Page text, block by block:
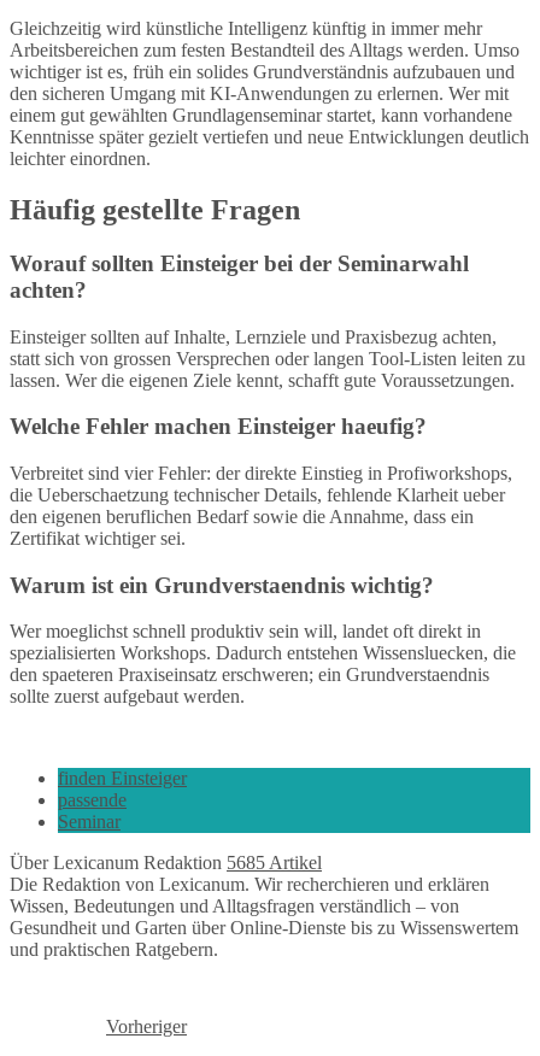
Gleichzeitig wird künstliche Intelligenz künftig in immer mehr
Arbeitsbereichen zum festen Bestandteil des Alltags werden. Umso
wichtiger ist es, früh ein solides Grundverständnis aufzubauen und
den sicheren Umgang mit KI-Anwendungen zu erlernen. Wer mit
einem gut gewählten Grundlagenseminar startet, kann vorhandene
Kenntnisse später gezielt vertiefen und neue Entwicklungen deutlich
leichter einordnen.
Häufig gestellte Fragen
Worauf sollten Einsteiger bei der Seminarwahl
achten?
Einsteiger sollten auf Inhalte, Lernziele und Praxisbezug achten,
statt sich von grossen Versprechen oder langen Tool-Listen leiten zu
lassen. Wer die eigenen Ziele kennt, schafft gute Voraussetzungen.
Welche Fehler machen Einsteiger haeufig?
Verbreitet sind vier Fehler: der direkte Einstieg in Profiworkshops,
die Ueberschaetzung technischer Details, fehlende Klarheit ueber
den eigenen beruflichen Bedarf sowie die Annahme, dass ein
Zertifikat wichtiger sei.
Warum ist ein Grundverstaendnis wichtig?
Wer moeglichst schnell produktiv sein will, landet oft direkt in
spezialisierten Workshops. Dadurch entstehen Wissensluecken, die
den spaeteren Praxiseinsatz erschweren; ein Grundverstaendnis
sollte zuerst aufgebaut werden.
finden Einsteiger
passende
Seminar
Über Lexicanum Redaktion 5685 Artikel
Die Redaktion von Lexicanum. Wir recherchieren und erklären
Wissen, Bedeutungen und Alltagsfragen verständlich – von
Gesundheit und Garten über Online-Dienste bis zu Wissenswertem
und praktischen Ratgebern.
Vorheriger